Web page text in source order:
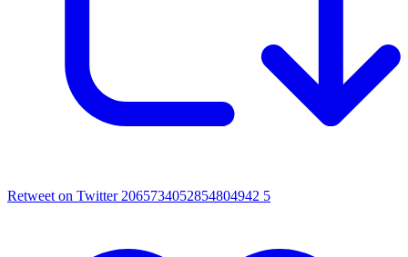
Retweet on Twitter 2065734052854804942 5